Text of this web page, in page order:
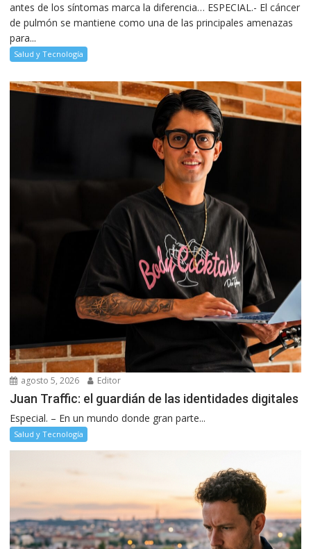
antes de los síntomas marca la diferencia… ESPECIAL.- El cáncer
de pulmón se mantiene como una de las principales amenazas
para...
Salud y Tecnología
agosto 5, 2026 Editor
Juan Traffic: el guardián de las identidades digitales
Especial. – En un mundo donde gran parte...
Salud y Tecnología